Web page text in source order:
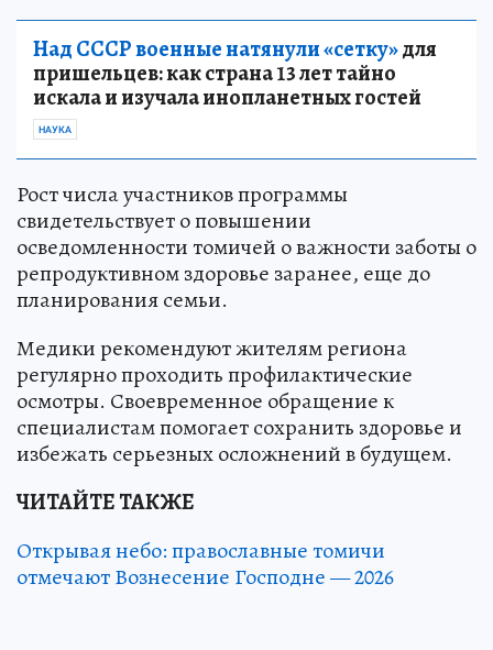
Над СССР военные натянули «сетку»для
пришельцев: как страна 13 лет тайно
искала и изучала инопланетных гостей
НАУКА
Рост числа участников программы
свидетельствует о повышении
осведомленности томичей о важности заботы о
репродуктивном здоровье заранее, еще до
планирования семьи.
Медики рекомендуют жителям региона
регулярно проходить профилактические
осмотры. Своевременное обращение к
специалистам помогает сохранить здоровье и
избежать серьезных осложнений в будущем.
ЧИТАЙТЕ ТАКЖЕ
Открывая небо: православные томичи
отмечают Вознесение Господне — 2026